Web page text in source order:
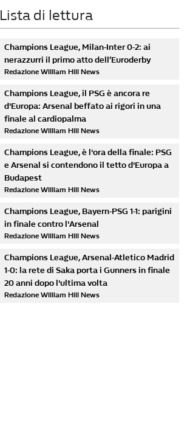
Lista di lettura
Champions League, Milan-Inter 0-2: ai
nerazzurri il primo atto dell’Euroderby
Redazione William Hill News
Champions League, il PSG è ancora re
d'Europa: Arsenal beffato ai rigori in una
finale al cardiopalma
Redazione William Hill News
Champions League, è l'ora della finale: PSG
e Arsenal si contendono il tetto d'Europa a
Budapest
Redazione William Hill News
Champions League, Bayern-PSG 1-1: parigini
in finale contro l'Arsenal
Redazione William Hill News
Champions League, Arsenal-Atletico Madrid
1-0: la rete di Saka porta i Gunners in finale
20 anni dopo l'ultima volta
Redazione William Hill News